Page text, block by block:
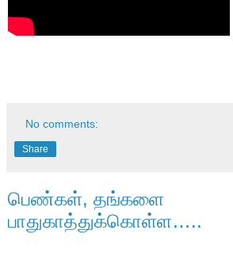
No comments:
Share
பெண்கள், தங்களை
பாதுகாத்துக்கொள்ள…..